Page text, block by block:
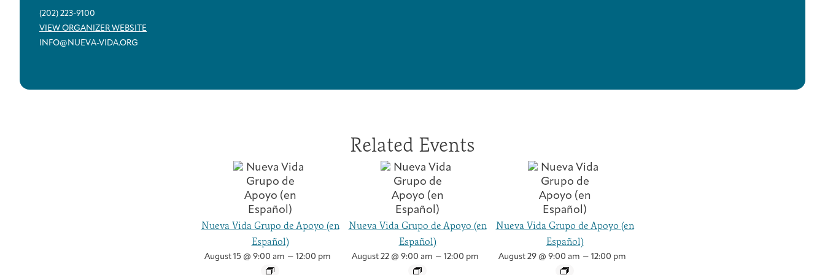
(202) 223-9100
VIEW ORGANIZER WEBSITE
INFO@NUEVA-VIDA.ORG
Related Events
Nueva Vida Grupo de Apoyo (en
Español)
August 15 @ 9:00 am – 12:00 pm
Nueva Vida Grupo de Apoyo (en
Español)
August 22 @ 9:00 am – 12:00 pm
Nueva Vida Grupo de Apoyo (en
Español)
August 29 @ 9:00 am – 12:00 pm